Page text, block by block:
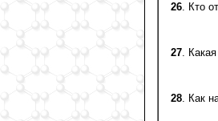
26. Кто
27.
28 . Как